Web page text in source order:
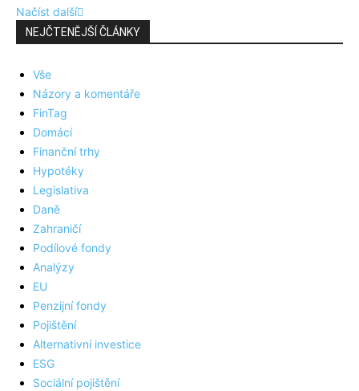
Načíst další
NEJČTENĚJŠÍ ČLÁNKY
Vše
Názory a komentáře
FinTag
Domácí
Finanční trhy
Hypotéky
Legislativa
Daně
Zahraničí
Podílové fondy
Analýzy
EU
Penzijní fondy
Pojištění
Alternativní investice
ESG
Sociální pojištění